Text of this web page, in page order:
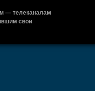
— телеканалам
свои